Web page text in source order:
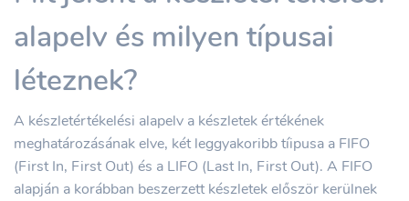
alapelv és milyen típusai
léteznek?
A készletértékelési alapelv a készletek értékének
meghatározásának elve, két leggyakoribb tíipusa a FIFO
(First In, First Out) és a LIFO (Last In, First Out). A FIFO
alapján a korábban beszerzett készletek először kerülnek